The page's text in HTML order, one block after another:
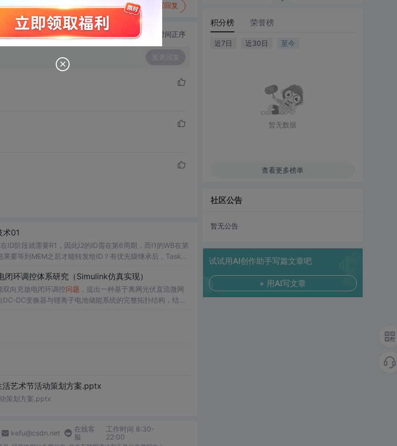
态 举报 写回复
切换为时间正序
发表回复
术01
ID阶段就需要R1，因此I2的ID需在第6周期，而I1的WB在第
要等到MEM之后才能转发给ID？有优先级继承后，Task_L
环调控体系研究（Simulink仿真实现）
向充放电闭环调控问题 ，提出一种基于离网光伏直流微网
DC变换器与锂离子电池储能系统的完整拓扑结构，结合
下维持母线电压稳定。在Simulink环境中搭建全系统仿真
外部电网支撑下的自主运行能力和电能质量水平。; 适合
态响应优化提供理论支持与仿真验证平台。; 阅读建
活艺术节活动策划方案.pptx
策划方案.pptx
kefu@csdn.net
在线客
服
工作时间 8:30-
22:00
积分榜 荣誉榜
近7日 近30日 至今
暂无数据
查看更多榜单
社区公告
暂无公告
试试用AI创作助手写篇文章吧
+ 用AI写文章